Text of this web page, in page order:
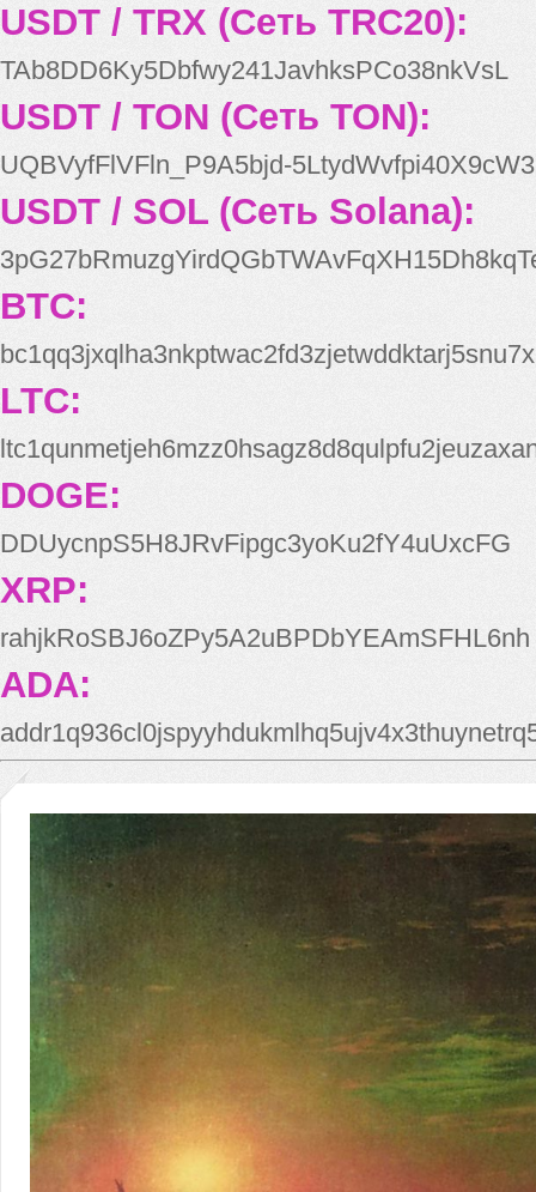
USDT / TRX (Сеть TRC20):
TAb8DD6Ky5Dbfwy241JavhksPCo38nkVsL
USDT / TON (Сеть TON):
UQBVyfFlVFln_P9A5bjd-
USDT / SOL (Сеть Solana):
BTC:
bc1qq3jxqlha3nkptwac2fd3zjetwddktarj5snu7x
LTC:
DOGE:
DDUycnpS5H8JRvFipgc3yoKu2fY4uUxcFG
XRP:
rahjkRoSBJ6oZPy5A2uBPDbYEAmSFHL6nh
ADA: